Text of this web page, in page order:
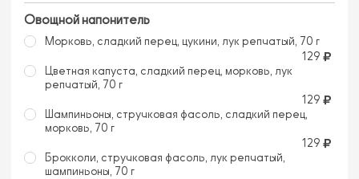
Овощной напонитель
Морковь, сладкий перец, цукини, лук репчатый, 70 г
129
Цветная капуста, сладкий перец, морковь, лук
репчатый, 70 г
129
Шампиньоны, стручковая фасоль, сладкий перец,
морковь, 70 г
129
Брокколи, стручковая фасоль, лук репчатый,
шампиньоны, 70 г